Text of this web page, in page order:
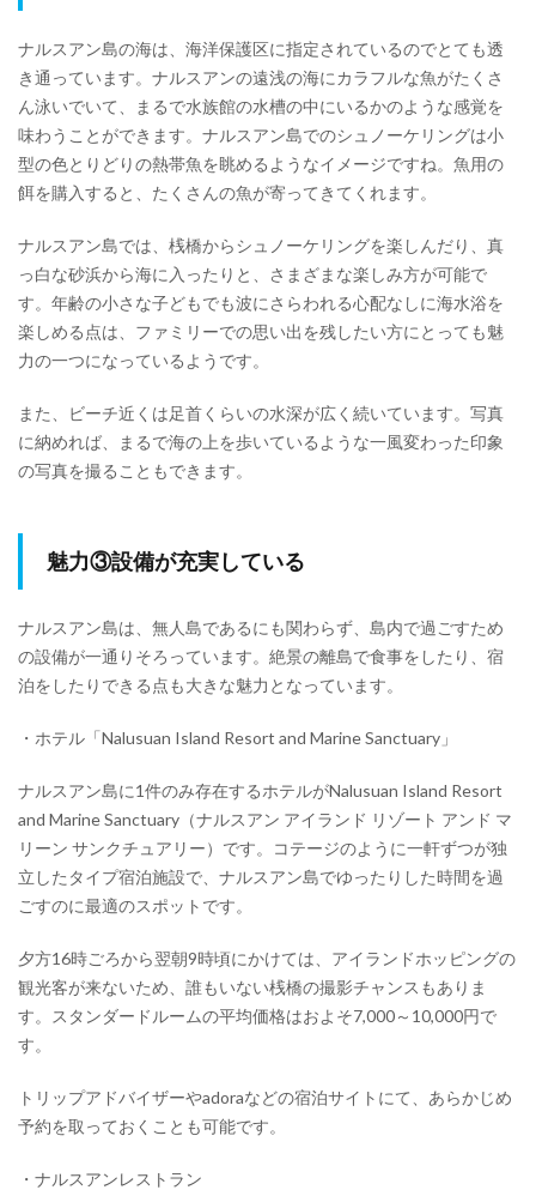
ナルスアン島の海は、海洋保護区に指定されているのでとても透
き通っています。ナルスアンの遠浅の海にカラフルな魚がたくさ
ん泳いでいて、まるで水族館の水槽の中にいるかのような感覚を
味わうことができます。ナルスアン島でのシュノーケリングは小
型の色とりどりの熱帯魚を眺めるようなイメージですね。魚用の
餌を購入すると、たくさんの魚が寄ってきてくれます。
ナルスアン島では、桟橋からシュノーケリングを楽しんだり、真
っ白な砂浜から海に入ったりと、さまざまな楽しみ方が可能で
す。年齢の小さな子どもでも波にさらわれる心配なしに海水浴を
楽しめる点は、ファミリーでの思い出を残したい方にとっても魅
力の一つになっているようです。
また、ビーチ近くは足首くらいの水深が広く続いています。写真
に納めれば、まるで海の上を歩いているような一風変わった印象
の写真を撮ることもできます。
魅力③設備が充実している
ナルスアン島は、無人島であるにも関わらず、島内で過ごすため
の設備が一通りそろっています。絶景の離島で食事をしたり、宿
泊をしたりできる点も大きな魅力となっています。
・ホテル「Nalusuan Island Resort and Marine Sanctuary」
ナルスアン島に1件のみ存在するホテルがNalusuan Island Resort
and Marine Sanctuary（ナルスアン アイランド リゾート アンド マ
リーン サンクチュアリー）です。コテージのように一軒ずつが独
立したタイプ宿泊施設で、ナルスアン島でゆったりした時間を過
ごすのに最適のスポットです。
夕方16時ごろから翌朝9時頃にかけては、アイランドホッピングの
観光客が来ないため、誰もいない桟橋の撮影チャンスもありま
す。スタンダードルームの平均価格はおよそ7,000～10,000円で
す。
トリップアドバイザーやadoraなどの宿泊サイトにて、あらかじめ
予約を取っておくことも可能です。
・ナルスアンレストラン